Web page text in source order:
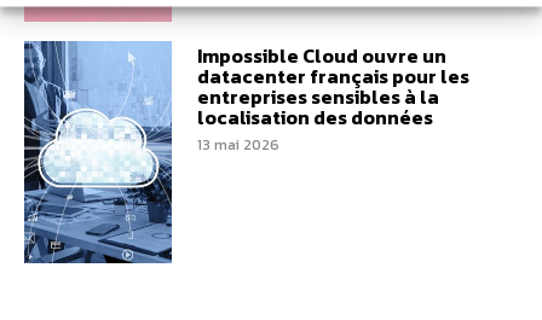
Impossible Cloud ouvre un
datacenter français pour les
entreprises sensibles à la
localisation des données
13 mai 2026